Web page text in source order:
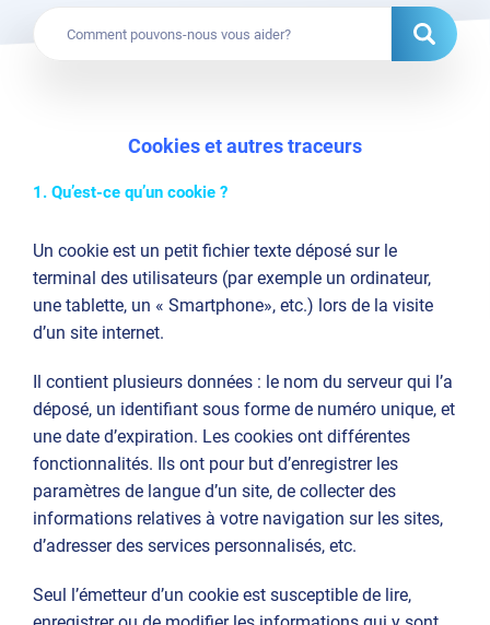
Cookies et autres traceurs
1. Qu’est-ce qu’un cookie ?
Un cookie est un petit fichier texte déposé sur le
terminal des utilisateurs (par exemple un ordinateur,
une tablette, un « Smartphone», etc.) lors de la visite
d’un site internet.
Il contient plusieurs données : le nom du serveur qui l’a
déposé, un identifiant sous forme de numéro unique, et
une date d’expiration. Les cookies ont différentes
fonctionnalités. Ils ont pour but d’enregistrer les
paramètres de langue d’un site, de collecter des
informations relatives à votre navigation sur les sites,
d’adresser des services personnalisés, etc.
Seul l’émetteur d’un cookie est susceptible de lire,